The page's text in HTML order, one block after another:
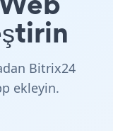
Bitrix24
ekleyin.